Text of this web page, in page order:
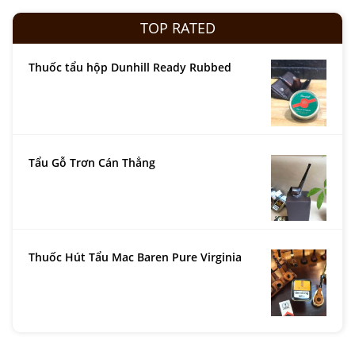
TOP RATED
Thuốc tẩu hộp Dunhill Ready Rubbed
Tẩu Gỗ Trơn Cán Thẳng
Thuốc Hút Tẩu Mac Baren Pure Virginia